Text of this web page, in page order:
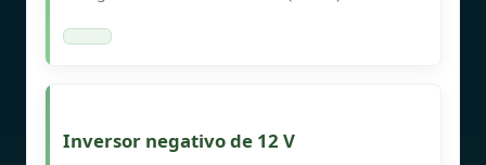
Inversor negativo de 12 V